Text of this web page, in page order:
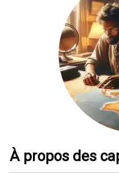
À propos des